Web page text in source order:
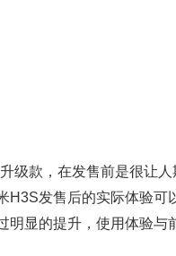
级款，在发售前是很让
H3S发售后的实际体验
明显的提升，使用体验与